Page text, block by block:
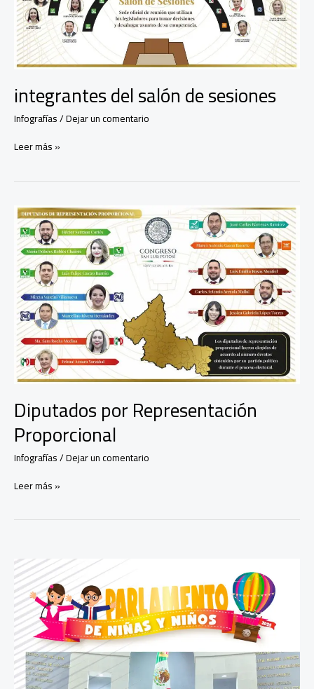
integrantes del salón de sesiones
Infografías/Dejar un comentario
integrantes
Leer más »
Diputados por Representación
Proporcional
Infografías/Dejar un comentario
Diputados
Leer más »